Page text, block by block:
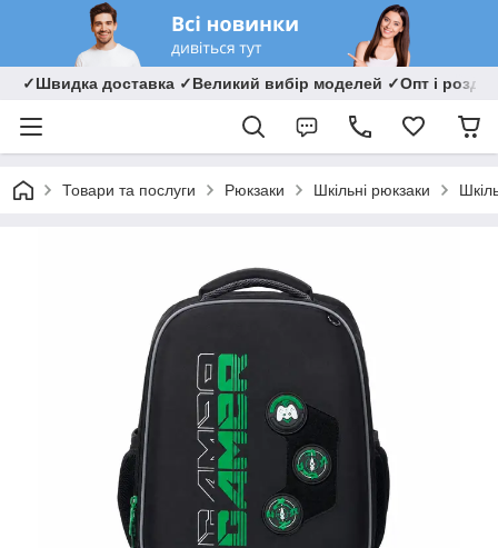
✓Швидка доставка ✓Великий вибір моделей ✓Опт і
Товари та послуги Рюкзаки Шкільні рюкзаки